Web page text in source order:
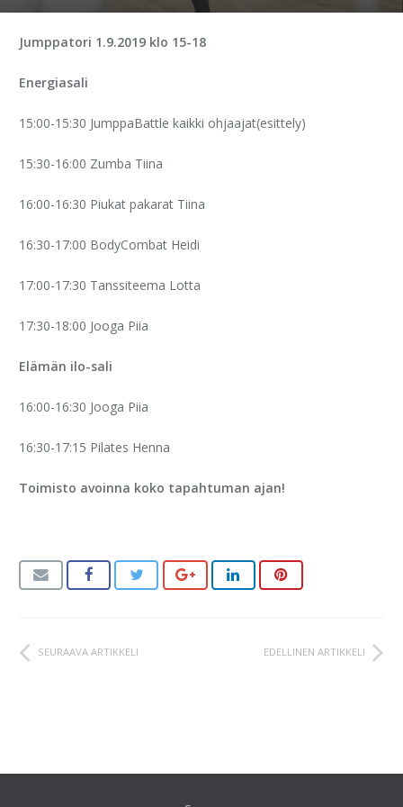
Jumppatori 1.9.2019 klo 15-18
Energiasali
15:00-15:30 JumppaBattle kaikki ohjaajat(esittely)
15:30-16:00 Zumba Tiina
16:00-16:30 Piukat pakarat Tiina
16:30-17:00 BodyCombat Heidi
17:00-17:30 Tanssiteema Lotta
17:30-18:00 Jooga Piia
Elämän ilo-sali
16:00-16:30 Jooga Piia
16:30-17:15 Pilates Henna
Toimisto avoinna koko tapahtuman ajan!
EDELLINEN ARTIKKELI
SEURAAVA ARTIKKELI